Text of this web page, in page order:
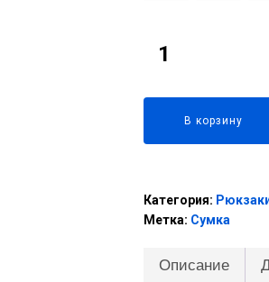
В корзину
Категория:
Метка: Сумка
Описание